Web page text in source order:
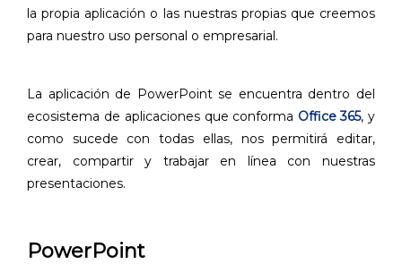
la propia aplicación o las nuestras propias que creemos
para nuestro uso personal o empresarial.
La aplicación de PowerPoint se encuentra dentro del
ecosistema de aplicaciones que conforma Office 365, y
como sucede con todas ellas, nos permitirá editar,
crear, compartir y trabajar en línea con nuestras
presentaciones.
PowerPoint